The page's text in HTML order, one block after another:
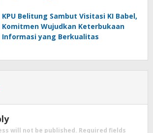
KPU Belitung Sambut Visitasi KI Babel,
Komitmen Wujudkan Keterbukaan
Informasi yang Berkualitas
will not be published. Required fields